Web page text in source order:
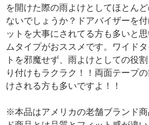
を開けた際の雨よけとしてほとん
ないでしょうか？ドアバイザーを
ットを大事にされてる方も多いと
ムタイプがおススメです。ワイド
トを邪魔せず、雨よけとしての役
り付けもラクラク！！両面テープ
けされる方も多いですよ！！
※本品はアメリカの老舗ブランド